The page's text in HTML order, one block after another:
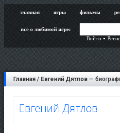
главная игры фильмы
всё о любимой игре:
Войти
Главная / Евгений Дятлов —
Евгений Дятлов